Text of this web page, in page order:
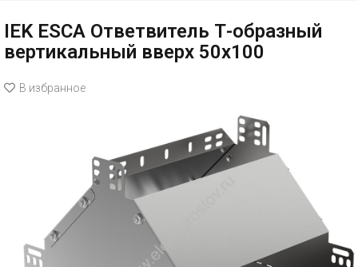
IEK ESCA Ответвитель Т-образный
вертикальный вверх 50х100
В избранное